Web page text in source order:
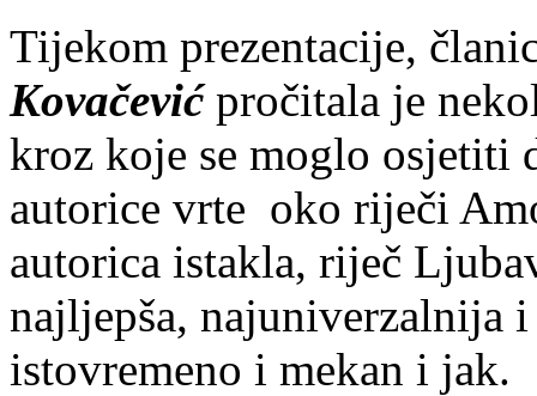
Tijekom prezentacije,
Kovačevićpročitala je
kroz koje se moglo osjetiti
autorice vrte oko riječi
autorica istakla, riječ
najljepša, najuniverzalnija
istovremeno i mekan i jak.